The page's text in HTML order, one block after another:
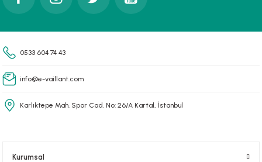
0533 604 74 43
info@e-vaillant.com
Karlıktepe Mah. Spor Cad. No: 26/A Kartal, İstanbul
Kurumsal